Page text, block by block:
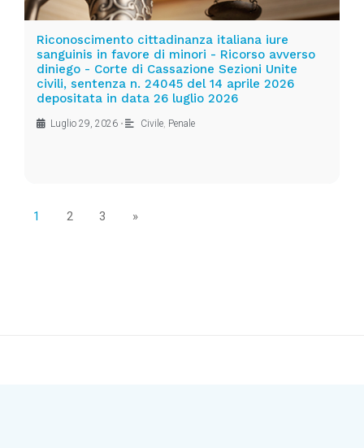
Riconoscimento cittadinanza italiana iure
sanguinis in favore di minori - Ricorso avverso
diniego - Corte di Cassazione Sezioni Unite
civili, sentenza n. 24045 del 14 aprile 2026
depositata in data 26 luglio 2026
Luglio 29, 2026 • Civile, Penale
1 2 3 »